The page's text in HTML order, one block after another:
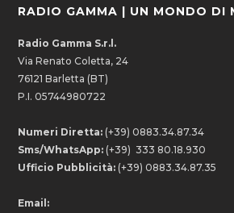
RADIO GAMMA | UN MONDO DI
Radio Gamma S.r.l.
Via Renato Coletta, 24
76121 Barletta (BT)
P.I. 05744980722
Numeri Diretta:(+39) 0883.34.87.34
Sms/WhatsApp:(+39) 333 80.18.930
Ufficio Pubblicità:(+39) 0883.34.87.35
Email: